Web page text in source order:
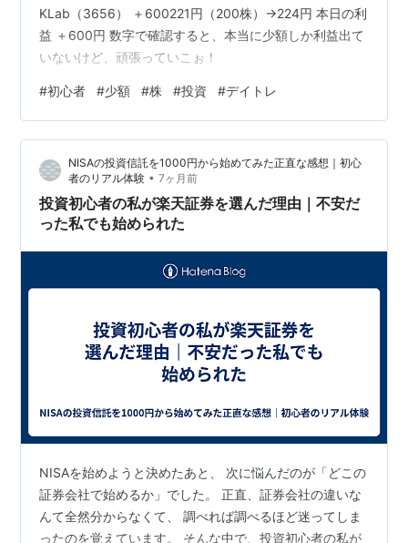
KLab（3656） ＋600221円（200株）→224円 本日の利
益 ＋600円 数字で確認すると、本当に少額しか利益出て
いないけど、頑張っていこぉ！
#初心者 #少額 #株 #投資 #デイトレ
NISAの投資信託を1000円から始めてみた正直な感想｜初心
者のリアル体験 • 7ヶ月前
投資初心者の私が楽天証券を選んだ理由｜不安だ
った私でも始められた
NISAを始めようと決めたあと、 次に悩んだのが「どこの
証券会社で始めるか」でした。 正直、証券会社の違いな
んて全然分からなくて、 調べれば調べるほど迷ってしま
ったのを覚えています。 そんな中で、投資初心者の私が